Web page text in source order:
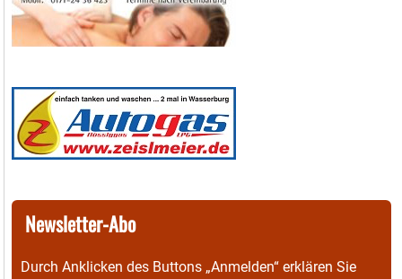
Newsletter-Abo
Durch Anklicken des Buttons „Anmelden“ erklären Sie